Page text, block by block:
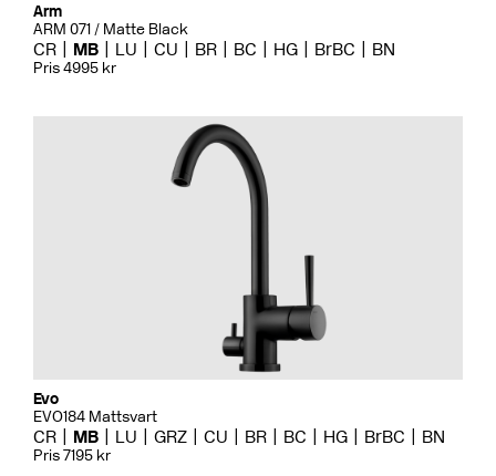
Arm
ARM 071 / Matte Black
CR MB LU CU BR BC HG BrBC BN
Pris 4995 kr
Evo
EVO184 Mattsvart
CR MB LU GRZ CU BR BC HG BrBC BN
Pris 7195 kr